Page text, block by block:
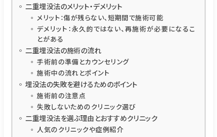
二重埋没法のメリット・デメリット
メリット：傷が残らない、短期間で施術可能
デメリット：永久的ではない、再施術が必要になるこ
とがある
二重埋没法の施術の流れ
手術前の準備とカウンセリング
施術中の流れとポイント
埋没法の失敗を避けるためのポイント
施術前の注意点
失敗しないためのクリニック選び
二重埋没法を選ぶ理由とおすすめクリニック
人気のクリニックや症例紹介